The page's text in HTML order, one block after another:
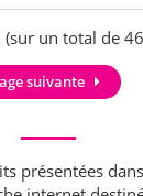
(sur un total de
suivante
présentées